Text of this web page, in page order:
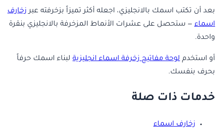
بعد أن تكتب اسمك بالانجليزي، اجعله أكثر تميزاً بزخرفته عبرزخارف
اسماء — ستحصل على عشرات الأنماط المزخرفة بالانجليزي بنقرة
واحدة.
أو استخدم لوحة مفاتيح زخرفة اسماء انجليزية لبناء اسمك حرفاً
بحرف بنفسك.
خدمات ذات صلة
زخارف اسماء